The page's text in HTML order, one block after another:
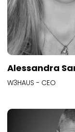
Alessandra
W3HAUS - CEO